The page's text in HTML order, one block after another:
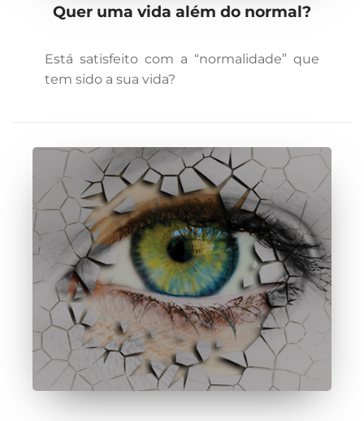
Quer uma vida além do normal?
Está satisfeito com a “normalidade” que
tem sido a sua vida?